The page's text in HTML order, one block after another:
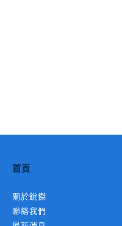
首頁
關於銳傑
聯絡我們